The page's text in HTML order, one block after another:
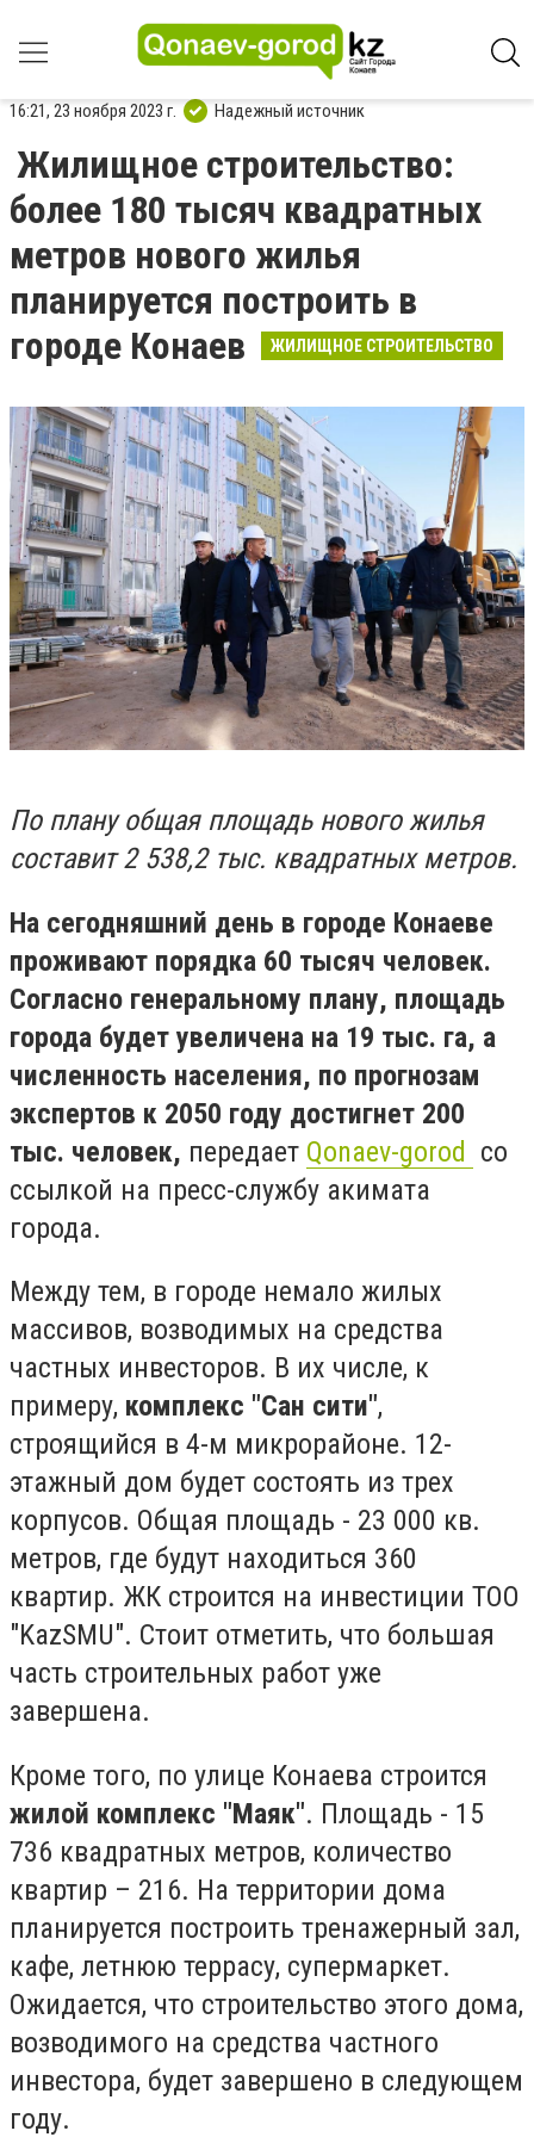
16:21, 23 ноября 2023 г. Надежный источник
Жилищное строительство:
более 180 тысяч квадратных
метров нового жилья
планируется построить в
городе Конаев
ЖИЛИЩНОЕ СТРОИТЕЛЬСТВО
По плану общая площадь нового жилья
составит 2 538,2 тыс. квадратных метров.
На сегодняшний день в городе Конаеве
проживают порядка 60 тысяч человек.
Согласно генеральному плану, площадь
города будет увеличена на 19 тыс. га, а
численность населения, по прогнозам
экспертов к 2050 году достигнет 200
тыс. человек, передает Qonaev-gorod со
ссылкой на пресс-службу акимата
города.
Между тем, в городе немало жилых
массивов, возводимых на средства
частных инвесторов. В их числе, к
примеру, комплекс "Сан сити",
строящийся в 4-м микрорайоне. 12-
этажный дом будет состоять из трех
корпусов. Общая площадь - 23 000 кв.
метров, где будут находиться 360
квартир. ЖК строится на инвестиции ТОО
"KazSMU". Стоит отметить, что большая
часть строительных работ уже
завершена.
Кроме того, по улице Конаева строится
жилой комплекс "Маяк". Площадь - 15
736 квадратных метров, количество
квартир – 216. На территории дома
планируется построить тренажерный зал,
кафе, летнюю террасу, супермаркет.
Ожидается, что строительство этого дома,
возводимого на средства частного
инвестора, будет завершено в следующем
году.